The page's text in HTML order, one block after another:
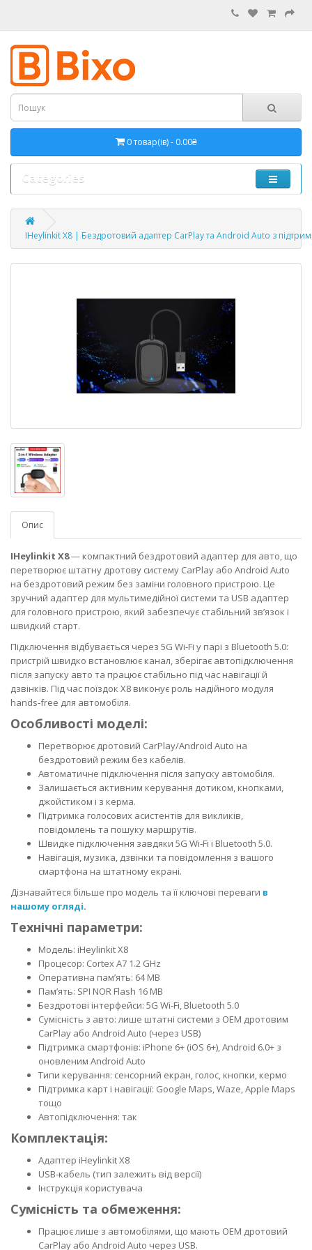
0 товар(ів) - 0.00₴
Categories
IHeylinkit X8 | Бездротовий адаптер CarPlay та Android Auto з
Опис
IHeylinkit X8— компактний бездротовий адаптер для авто, що
перетворює штатну дротову систему CarPlay або Android Auto
на бездротовий режим без заміни головного пристрою. Це
зручний адаптер для мультимедійної системи та USB адаптер
для головного пристрою, який забезпечує стабільний зв’язок і
швидкий старт.
Підключення відбувається через 5G Wi‑Fi у парі з Bluetooth 5.0:
пристрій швидко встановлює канал, зберігає автопідключення
після запуску авто та працює стабільно під час навігації й
дзвінків. Під час поїздок X8 виконує роль надійного модуля
hands‑free для автомобіля.
Особливості моделі:
Перетворює дротовий CarPlay/Android Auto на
бездротовий режим без кабелів.
Автоматичне підключення після запуску автомобіля.
Залишається активним керування дотиком, кнопками,
джойстиком і з керма.
Підтримка голосових асистентів для викликів,
повідомлень та пошуку маршрутів.
Швидке підключення завдяки 5G Wi‑Fi і Bluetooth 5.0.
Навігація, музика, дзвінки та повідомлення з вашого
смартфона на штатному екрані.
Дізнавайтеся більше про модель та її ключові переваги в
нашому огляді.
Технічні параметри:
Модель: iHeylinkit X8
Процесор: Cortex A7 1.2 GHz
Оперативна пам’ять: 64 MB
Пам’ять: SPI NOR Flash 16 MB
Бездротові інтерфейси: 5G Wi‑Fi, Bluetooth 5.0
Сумісність з авто: лише штатні системи з OEM дротовим
CarPlay або Android Auto (через USB)
Підтримка смартфонів: iPhone 6+ (iOS 6+), Android 6.0+ з
оновленим Android Auto
Типи керування: сенсорний екран, голос, кнопки, кермо
Підтримка карт і навігації: Google Maps, Waze, Apple Maps
тощо
Автопідключення: так
Комплектація:
Адаптер iHeylinkit X8
USB‑кабель (тип залежить від версії)
Інструкція користувача
Сумісність та обмеження:
Працює лише з автомобілями, що мають OEM дротовий
CarPlay або Android Auto через USB.